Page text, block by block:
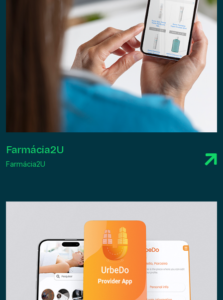
Farmácia2U
Farmácia2U